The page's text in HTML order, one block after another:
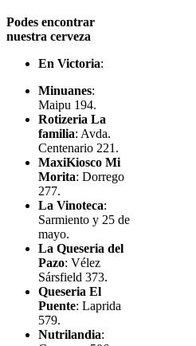
Podes encontrar
nuestra cerveza
En Victoria:
Minuanes:
Maipu 194.
Rotizeria La
familia: Avda.
Centenario 221.
MaxiKiosco Mi
Morita: Dorrego
277.
La Vinoteca:
Sarmiento y 25 de
mayo.
La Queseria del
Pazo: Vélez
Sársfield 373.
Queseria El
Puente: Laprida
579.
Nutrilandia: